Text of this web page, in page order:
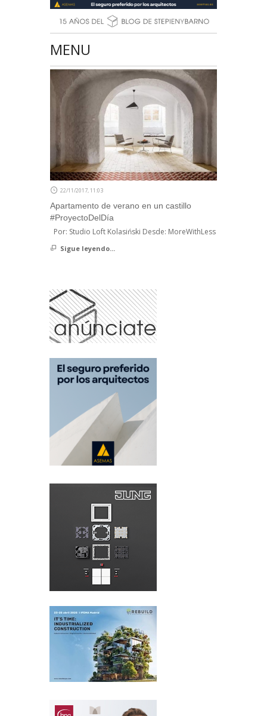
MENU
22/11/2017, 11:03
Apartamento de verano en un castillo
#ProyectoDelDía
Por: Studio Loft Kolasiński Desde: MoreWithLess
Sigue leyendo...